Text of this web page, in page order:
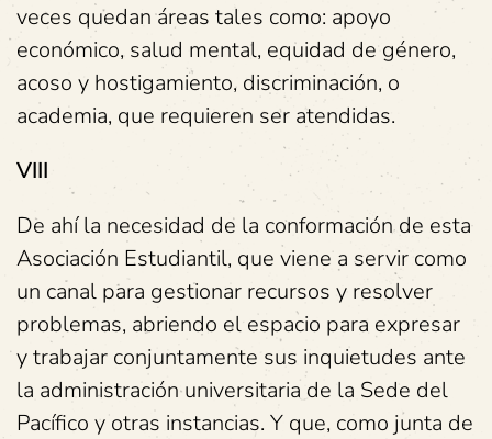
veces quedan áreas tales como: apoyo
económico, salud mental, equidad de género,
acoso y hostigamiento, discriminación, o
academia, que requieren ser atendidas.
VIII
De ahí la necesidad de la conformación de esta
Asociación Estudiantil, que viene a servir como
un canal para gestionar recursos y resolver
problemas, abriendo el espacio para expresar
y trabajar conjuntamente sus inquietudes ante
la administración universitaria de la Sede del
Pacífico y otras instancias. Y que, como junta de